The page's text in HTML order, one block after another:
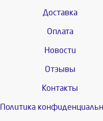
Доставка
Оплата
Новости
Отзывы
Контакты
Политика